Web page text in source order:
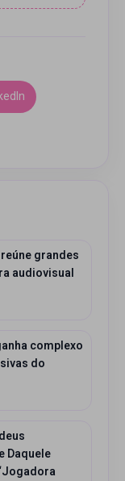
grandes
audiovisual
complexo
do
Daquele